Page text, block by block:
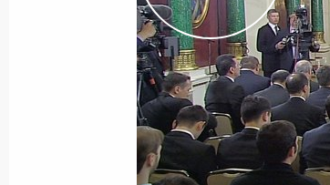
Встреча с
23 июня 2016 года, 21:10
Заявления для прессы